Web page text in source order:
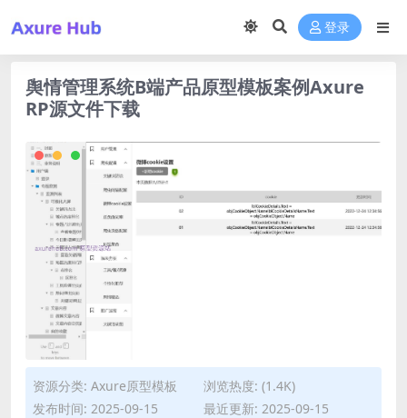
登录
舆情管理系统B端产品原型模板案例Axure
RP源文件下载
资源分类: Axure原型模板
浏览热度: (1.4K)
发布时间: 2025-09-15
最近更新: 2025-09-15